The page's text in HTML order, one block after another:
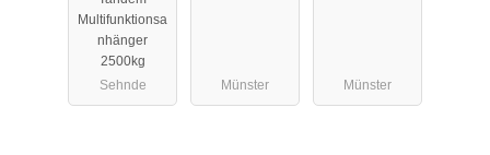
500kg
Multifunktionsa
nhänger
2500kg
Sehnde
Münster Münster